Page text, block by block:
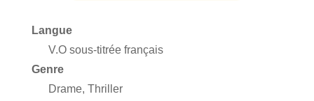
Langue
V.O sous-titrée français
Genre
Drame, Thriller